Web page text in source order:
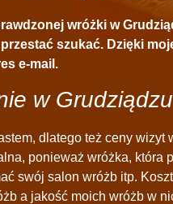
wróżki w
przestać szukać. Dzięki
e-mail.
w Grudziądzu
dlatego też ceny wizyt
ponieważ wróżka, która
swój salon wróżb itp.
a jakość moich wróżb w